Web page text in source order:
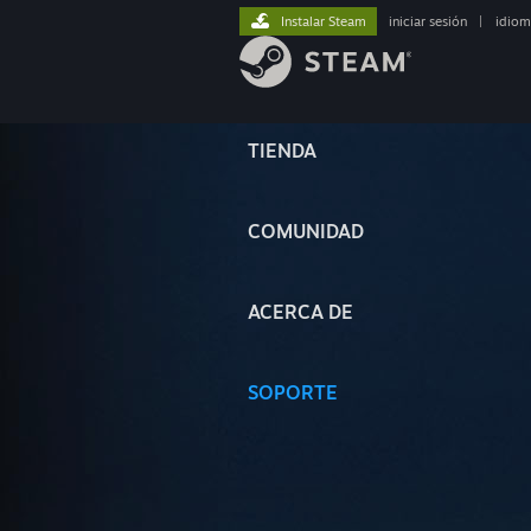
TIENDA
COMUNIDAD
ACERCA DE
SOPORTE
Instalar Steam iniciar sesión